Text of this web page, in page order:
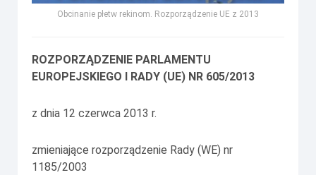
Obcinanie płetw rekinom. Rozporządzenie UE z 2013
ROZPORZĄDZENIE PARLAMENTU
EUROPEJSKIEGO I RADY (UE) NR 605/2013
z dnia 12 czerwca 2013 r.
zmieniające rozporządzenie Rady (WE) nr
1185/2003